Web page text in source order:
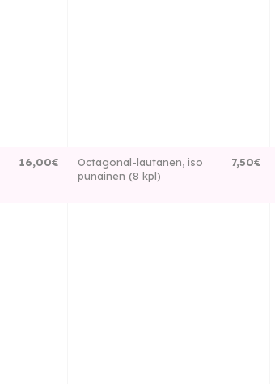
16,00€
Octagonal-lautanen, iso
punainen (8 kpl)
7,50€